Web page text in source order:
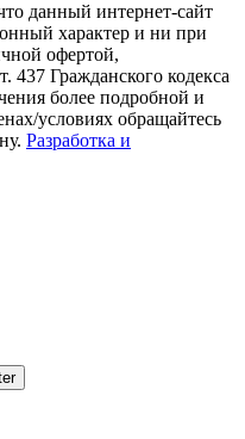
данный интернет-сайт
характер и ни при
офертой,
437 Гражданского кодекса
более подробной и
условиях обращайтесь
Разработка и